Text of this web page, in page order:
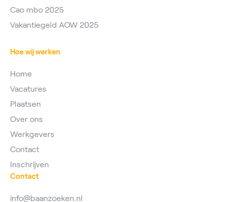
Cao mbo 2025
Vakantiegeld AOW 2025
Hoe wij werken
Home
Vacatures
Plaatsen
Over ons
Werkgevers
Contact
Inschrijven
Contact
info@baanzoeken.nl